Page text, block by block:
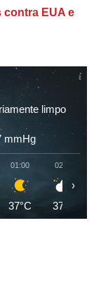
contra EUA e
limpo
mmHg
01:00
37°C
02:00
37°C
›